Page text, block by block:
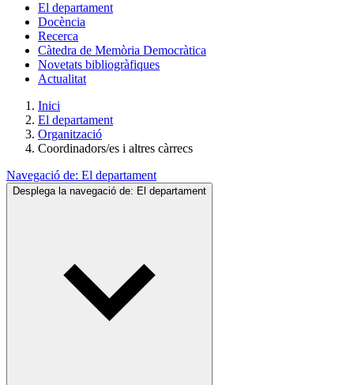
El departament
Docència
Recerca
Càtedra de Memòria Democràtica
Novetats bibliogràfiques
Actualitat
Inici
El departament
Organització
Coordinadors/es i altres càrrecs
Navegació de: El departament
Desplega la navegació de: El departament